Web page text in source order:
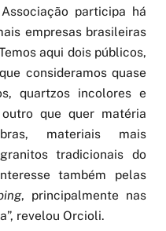
participa há
empresas brasileiras
aqui dois públicos,
consideramos quase
quartzos incolores e
que quer matéria
materiais mais
tradicionais do
também pelas
, principalmente nas
revelou Orcioli.